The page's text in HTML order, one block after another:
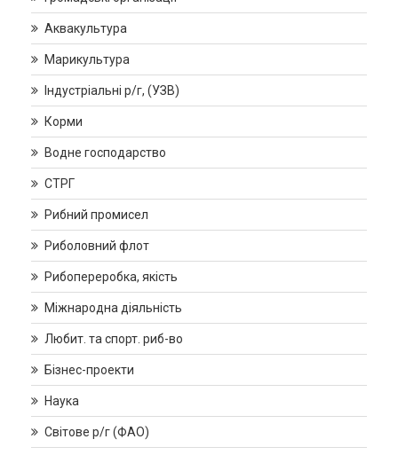
Аквакультура
Марикультура
Індустріальні р/г, (УЗВ)
Корми
Водне господарство
СТРГ
Рибний промисел
Риболовний флот
Рибопереробка, якість
Міжнародна діяльність
Любит. та спорт. риб-во
Бізнес-проекти
Наука
Світове р/г (ФАО)